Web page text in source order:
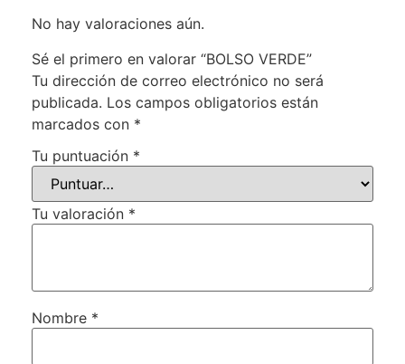
No hay valoraciones aún.
Sé el primero en valorar “BOLSO VERDE”
Tu dirección de correo electrónico no será
publicada. Los campos obligatorios están
marcados con *
Tu puntuación *
Tu valoración *
Nombre *